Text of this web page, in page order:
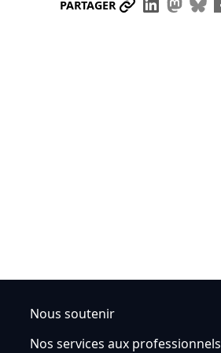
PARTAGER Partager le
Partager
Nous soutenir
Nos services aux professionnels